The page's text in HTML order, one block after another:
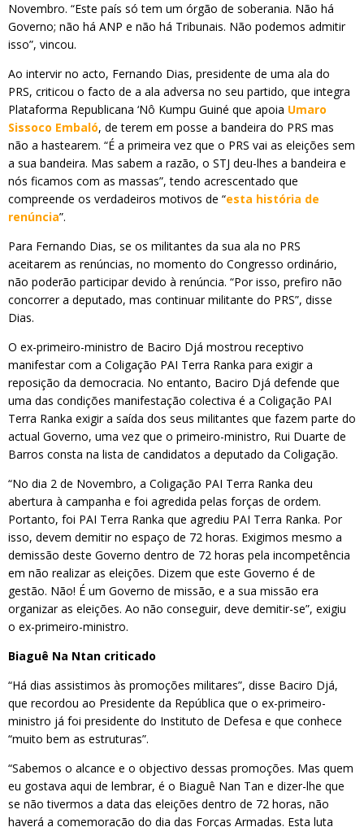
Novembro. “Este país só tem um órgão de soberania. Não há
Governo; não há ANP e não há Tribunais. Não podemos admitir
isso”, vincou.
Ao intervir no acto, Fernando Dias, presidente de uma ala do
PRS, criticou o facto de a ala adversa no seu partido, que integra
Plataforma Republicana ‘Nô Kumpu Guiné que apoia Umaro
Sissoco Embaló, de terem em posse a bandeira do PRS mas
não a hastearem. “É a primeira vez que o PRS vai as eleições sem
a sua bandeira. Mas sabem a razão, o STJ deu-lhes a bandeira e
nós ficamos com as massas”, tendo acrescentado que
compreende os verdadeiros motivos de “esta história de
renúncia”.
Para Fernando Dias, se os militantes da sua ala no PRS
aceitarem as renúncias, no momento do Congresso ordinário,
não poderão participar devido à renúncia. “Por isso, prefiro não
concorrer a deputado, mas continuar militante do PRS”, disse
Dias.
O ex-primeiro-ministro de Baciro Djá mostrou receptivo
manifestar com a Coligação PAI Terra Ranka para exigir a
reposição da democracia. No entanto, Baciro Djá defende que
uma das condições manifestação colectiva é a Coligação PAI
Terra Ranka exigir a saída dos seus militantes que fazem parte do
actual Governo, uma vez que o primeiro-ministro, Rui Duarte de
Barros consta na lista de candidatos a deputado da Coligação.
“No dia 2 de Novembro, a Coligação PAI Terra Ranka deu
abertura à campanha e foi agredida pelas forças de ordem.
Portanto, foi PAI Terra Ranka que agrediu PAI Terra Ranka. Por
isso, devem demitir no espaço de 72 horas. Exigimos mesmo a
demissão deste Governo dentro de 72 horas pela incompetência
em não realizar as eleições. Dizem que este Governo é de
gestão. Não! É um Governo de missão, e a sua missão era
organizar as eleições. Ao não conseguir, deve demitir-se”, exigiu
o ex-primeiro-ministro.
Biaguê Na Ntan criticado
“Há dias assistimos às promoções militares”, disse Baciro Djá,
que recordou ao Presidente da República que o ex-primeiro-
ministro já foi presidente do Instituto de Defesa e que conhece
“muito bem as estruturas”.
“Sabemos o alcance e o objectivo dessas promoções. Mas quem
eu gostava aqui de lembrar, é o Biaguê Nan Tan e dizer-lhe que
se não tivermos a data das eleições dentro de 72 horas, não
haverá a comemoração do dia das Forças Armadas. Esta luta